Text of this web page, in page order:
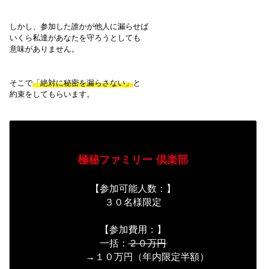
しかし、参加した誰かが他人に漏らせば
いくら私達があなたを守ろうとしても
意味がありません。
そこで「絶対に秘密を漏らさない」と
約束をしてもらいます。
極秘ファミリー 倶楽部
【参加可能人数：】
３０名様限定
【参加費用：】
一括： ２０万円
→１０万円（年内限定半額）